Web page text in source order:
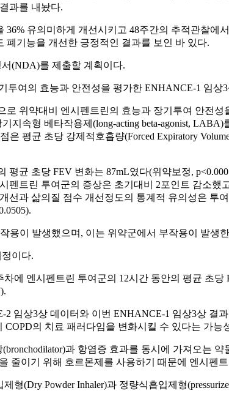
과를 내놨다.
유의미하게 개선시키고 48주간의 추적관찰에
폐기능을 개선한 긍정적인 결과를 보인 바 있다.
(NDA)를 제출할 계획이다.
여의 효능과 안전성을 평가한 ENHANCE-1 임상
로 위약대비 엔시펜트린의 효능과 장기투여 안전
지속형 베타작용제(long-acting beta-agonist,
평균 초당 강제적호흡량(Forced Expiratory
균 초당 FEV 변화는 87mL였다(위약보정,
펜트린 투여군의 증상은 초기대비 2포인트 감소했
과 삶의질 점수 개선정도의 통계적 유의성은 투
용이 발생했으며, 이는 위약군에서 부작용이 발생
이다.
에 엔시펜트린 투여군의 12시간 동안의 평균 초
임상3상 데이터와 이번 ENHANCE-1 임상3상 결
의 치료 패러다임을 변화시킬 수 있다는 가능
과 항염증 효과를 동시에 가져오는
이기 위해 호르몬제를 사용하기 때문에 엔시펜
(Dry Powder Inhaler)과 정량식흡입제형